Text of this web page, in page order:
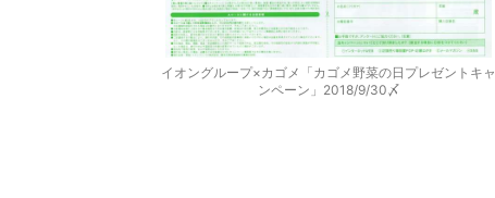
イオングループ×カゴメ「カゴメ野菜の日プレゼントキャ
ンペーン」2018/9/30〆